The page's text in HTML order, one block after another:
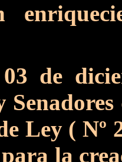
de
Ley ( Nº
la